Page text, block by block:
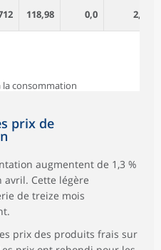
118,98 0,0 2,1
la consommation
prix de
augmentent de 1,3 %
avril. Cette légère
de treize mois
prix des produits frais sur